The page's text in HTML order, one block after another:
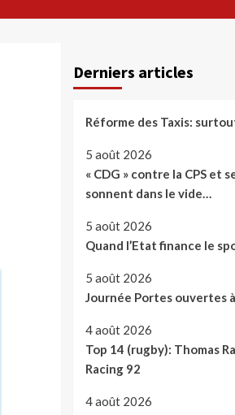
Derniers articles
Réforme des Taxis:
5 août 2026
« CDG » contre la CPS et
sonnent dans le vide…
5 août 2026
Quand l’Etat finance le
5 août 2026
Journée Portes ouvertes
4 août 2026
Top 14 (rugby): Thomas
Racing 92
4 août 2026